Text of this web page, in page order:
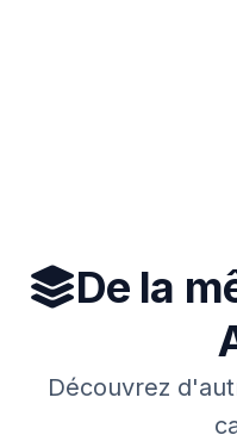
De la
Découvrez